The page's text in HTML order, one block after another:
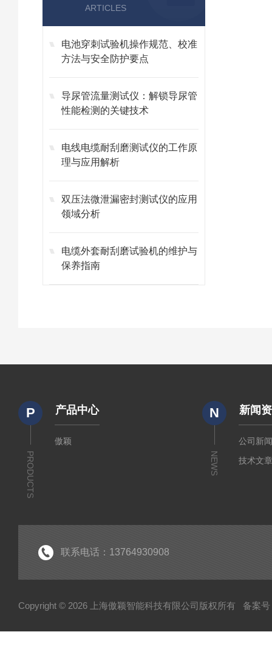
ARTICLES
电池穿刺试验机操作规范、校准
方法与安全防护要点
导尿管流量测试仪：解锁导尿管
性能检测的关键技术
电线电缆耐刮磨测试仪的工作原
理与应用解析
双压法微泄漏密封测试仪的应用
领域分析
电缆外套耐刮磨试验机的维护与
保养指南
P
PRODUCTS
产品中心
傲颖
N
NEWS
新闻
公司新
技术文
联系电话：13764930908
Copyright © 2026 上海傲颖智能科技有限公司版权所有 备案号